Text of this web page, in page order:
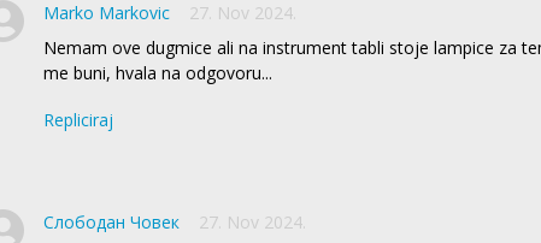
Marko Markovic
27. Nov 2024.
Nemam ove dugmice ali na instrument tabli stoje lampice za
me buni, hvala na odgovoru...
Repliciraj
Слободан Човек
27. Nov 2024.